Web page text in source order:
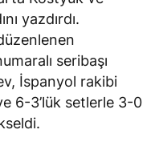
yazdırdı.
seribaşı
İspanyol rakibi
6-3’lük setlerle 3-0